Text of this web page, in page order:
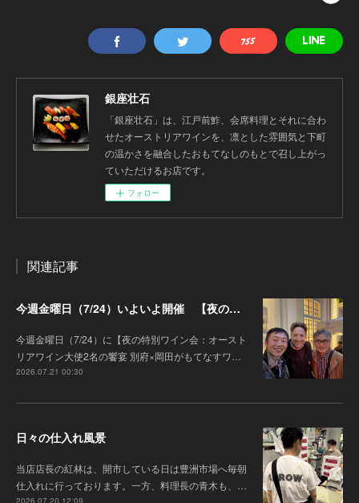
銀座壮石
「銀座壮石」は、江戸前鮓、会席料理とそれに合わ
せたオーストリアワインを、凛とした雰囲気と下町
の温かさを融合したおもてなしのもとで召し上がっ
ていただけるお店です。
フォロー
関連記事
今週金曜日（7/24）いよいよ開催 【夜の特別ワイン会】オーストリアワイン大使2名の饗宴 別府×岡田がもてなすワインペアリングの会
今週金曜日（7/24）に【夜の特別ワイン会：オースト
リアワイン大使2名の饗宴 別府×岡田がもてなすワ…
2026.07.21 00:30
日々の仕入れ風景
当店店長の紅林は、開市している日は豊洲市場へ毎朝
仕入れに行っております。一方、料理長の青木も、…
2026.07.20 12:09